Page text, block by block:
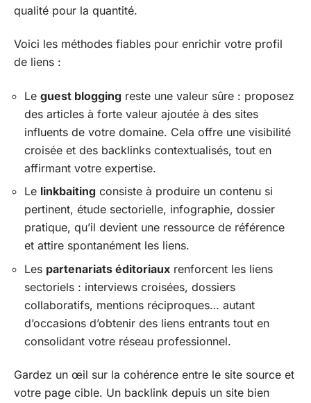
qualité pour la quantité.
Voici les méthodes fiables pour enrichir votre profil
de liens :
Le guest blogging reste une valeur sûre : proposez
des articles à forte valeur ajoutée à des sites
influents de votre domaine. Cela offre une visibilité
croisée et des backlinks contextualisés, tout en
affirmant votre expertise.
Le linkbaiting consiste à produire un contenu si
pertinent, étude sectorielle, infographie, dossier
pratique, qu’il devient une ressource de référence
et attire spontanément les liens.
Les partenariats éditoriaux renforcent les liens
sectoriels : interviews croisées, dossiers
collaboratifs, mentions réciproques… autant
d’occasions d’obtenir des liens entrants tout en
consolidant votre réseau professionnel.
Gardez un œil sur la cohérence entre le site source et
votre page cible. Un backlink depuis un site bien